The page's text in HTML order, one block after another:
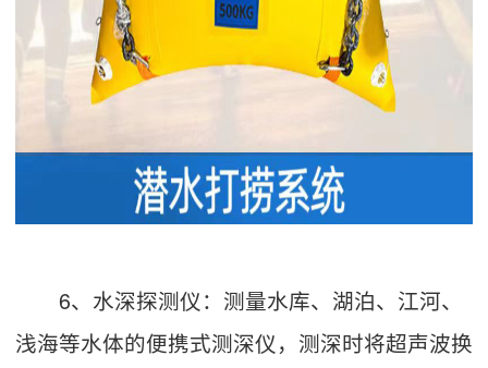
6、水深探测仪：测量水库、湖泊、江河、
浅海等水体的便携式测深仪，测深时将超声波换